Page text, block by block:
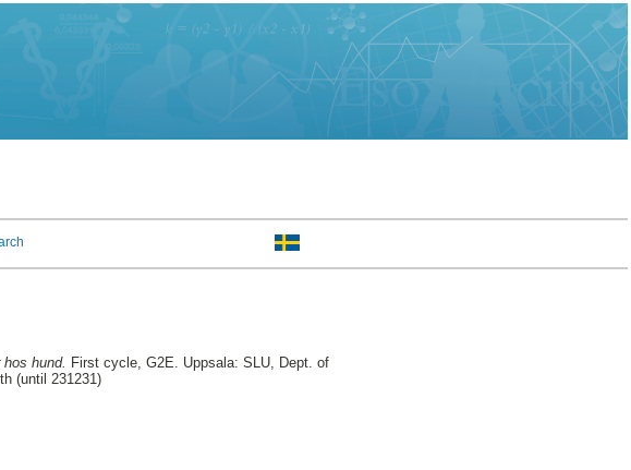
hund. First cycle, G2E. Uppsala: SLU, Dept. of
(until 231231)